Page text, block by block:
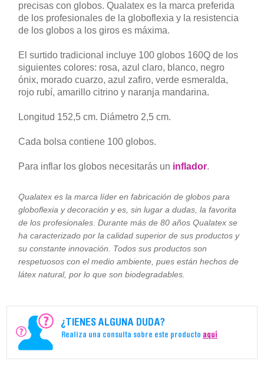
precisas con globos. Qualatex es la marca preferida
de los profesionales de la globoflexia y la resistencia
de los globos a los giros es máxima.
El surtido tradicional incluye 100 globos 160Q de los
siguientes colores: rosa, azul claro, blanco, negro
ónix, morado cuarzo, azul zafiro, verde esmeralda,
rojo rubí, amarillo citrino y naranja mandarina.
Longitud 152,5 cm. Diámetro 2,5 cm.
Cada bolsa contiene 100 globos.
Para inflar los globos necesitarás un inflador.
Qualatex es la marca líder en fabricación de globos para
globoflexia y decoración y es, sin lugar a dudas, la favorita
de los profesionales. Durante más de 80 años Qualatex se
ha caracterizado por la calidad superior de sus productos y
su constante innovación. Todos sus productos son
respetuosos con el medio ambiente, pues están hechos de
látex natural, por lo que son biodegradables.
¿TIENES ALGUNA DUDA?
Realiza una consulta sobre este producto aquí